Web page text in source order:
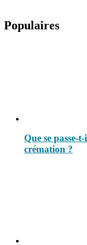
Populaires
Que se passe-
crémation ?